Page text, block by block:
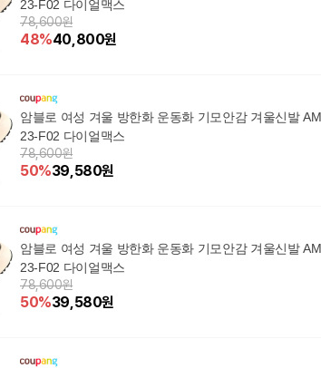
23-F02 다이얼맥스
78,600원
48%40,800원
암블로 여성 겨울 방한화 운동화 기모안감 겨울신발 AM
23-F02 다이얼맥스
78,600원
50%39,580원
암블로 여성 겨울 방한화 운동화 기모안감 겨울신발 AM
23-F02 다이얼맥스
78,600원
50%39,580원